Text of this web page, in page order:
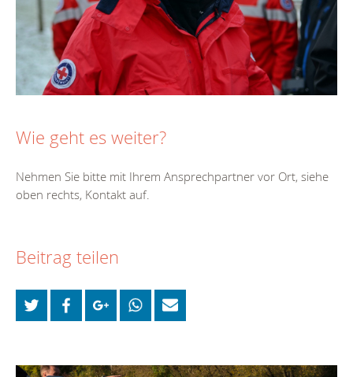
Wie geht es weiter?
Nehmen Sie bitte mit Ihrem Ansprechpartner vor Ort, siehe
oben rechts, Kontakt auf.
Beitrag teilen